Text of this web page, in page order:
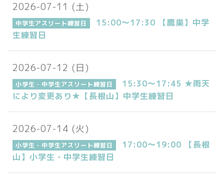
2026-07-11 (土)
中学生アスリート練習日
15:00～17:30 【鷹巣】中学
生練習日
2026-07-12 (日)
小学生・中学生アスリート練習日
15:30～17:45 ★雨天
により変更あり★【長根山】中学生練習日
2026-07-14 (火)
小学生・中学生アスリート練習日
17:00～19:00 【長根
山】小学生・中学生練習日